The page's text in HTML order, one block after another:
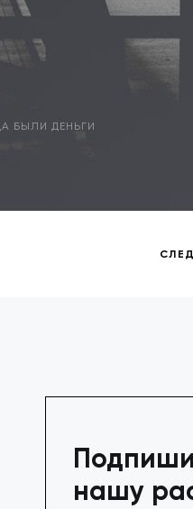
БЫЛИ ДЕНЬГИ
нашу